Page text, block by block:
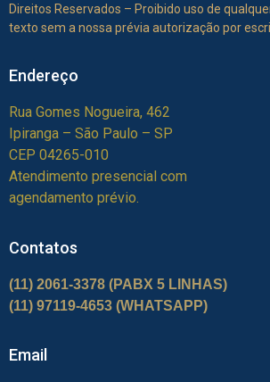
Direitos Reservados – Proibido uso de
texto sem a nossa prévia autorização por
Endereço
Rua Gomes Nogueira, 462
Ipiranga – São Paulo – SP
CEP 04265-010
Atendimento presencial com
agendamento prévio.
Contatos
(11) 2061-3378 (PABX 5 LINHAS)
(11) 97119-4653 (WHATSAPP)
Email